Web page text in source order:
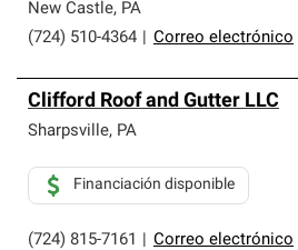
New Castle, PA
(724) 510-4364
Correo electrónico
Clifford Roof and Gutter LLC
Sharpsville, PA
(724) 815-7161 Correo electrónico
Financiación disponible